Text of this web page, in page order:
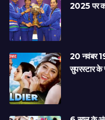
2025 पर
20 नवंबर
सुपरस्टार के